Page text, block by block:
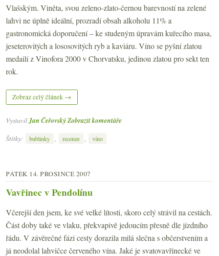
Vlašským. Viněta, svou zeleno-zlato-černou barevností na zelené
lahvi ne úplně ideální, prozradí obsah alkoholu 11% a
gastronomická doporučení – ke studeným úpravám kuřecího masa,
jeseterovitých a lososovitých ryb a kaviáru. Víno se pyšní zlatou
medailí z Vinofora 2000 v Chorvatsku, jedinou zlatou pro sekt ten
rok.
Zobraz celý článek →
VystavilJan ČeřovskýZobrazit komentáře
Štítky:
bublinky recenze víno
PÁTEK 14. PROSINCE 2007
Vavřinec v Pendolínu
Včerejší den jsem, ke své velké lítosti, skoro celý strávil na cestách.
Část doby také ve vlaku, překvapivě jedoucím přesně dle jízdního
řádu. V závěrečné fázi cesty dorazila milá slečna s občerstvením a
já neodolal lahvičce červeného vína. Jaké je svatovavřinecké ve